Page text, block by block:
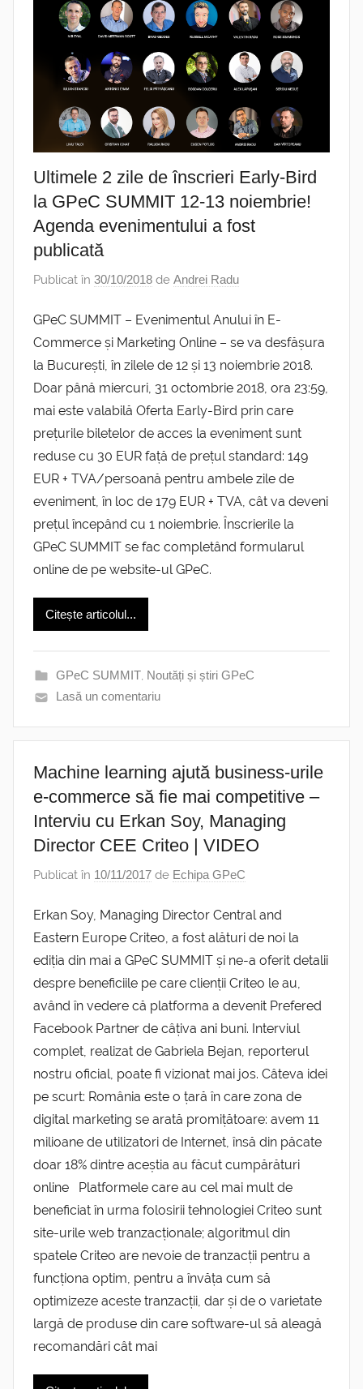
Ultimele 2 zile de înscrieri Early-Bird
la GPeC SUMMIT 12-13 noiembrie!
Agenda evenimentului a fost
publicată
Publicat în 30/10/2018 de Andrei Radu
GPeC SUMMIT – Evenimentul Anului în E-
Commerce și Marketing Online – se va desfășura
la București, în zilele de 12 și 13 noiembrie 2018.
Doar până miercuri, 31 octombrie 2018, ora 23:59,
mai este valabilă Oferta Early-Bird prin care
prețurile biletelor de acces la eveniment sunt
reduse cu 30 EUR față de prețul standard: 149
EUR + TVA/persoană pentru ambele zile de
eveniment, în loc de 179 EUR + TVA, cât va deveni
prețul începând cu 1 noiembrie. Înscrierile la
GPeC SUMMIT se fac completând formularul
online de pe website-ul GPeC.
Citește articolul...
GPeC SUMMIT, Noutăți și știri GPeC
Lasă un comentariu
Machine learning ajută business-urile
e-commerce să fie mai competitive –
Interviu cu Erkan Soy, Managing
Director CEE Criteo | VIDEO
Publicat în 10/11/2017 de Echipa GPeC
Erkan Soy, Managing Director Central and
Eastern Europe Criteo, a fost alături de noi la
ediția din mai a GPeC SUMMIT și ne-a oferit detalii
despre beneficiile pe care clienții Criteo le au,
având în vedere că platforma a devenit Prefered
Facebook Partner de câțiva ani buni. Interviul
complet, realizat de Gabriela Bejan, reporterul
nostru oficial, poate fi vizionat mai jos. Câteva idei
pe scurt: România este o țară în care zona de
digital marketing se arată promițătoare: avem 11
milioane de utilizatori de Internet, însă din păcate
doar 18% dintre aceștia au făcut cumpărături
online Platformele care au cel mai mult de
beneficiat în urma folosirii tehnologiei Criteo sunt
site-urile web tranzacționale; algoritmul din
spatele Criteo are nevoie de tranzacții pentru a
funcționa optim, pentru a învăța cum să
optimizeze aceste tranzacții, dar și de o varietate
largă de produse din care software-ul să aleagă
recomandări cât mai